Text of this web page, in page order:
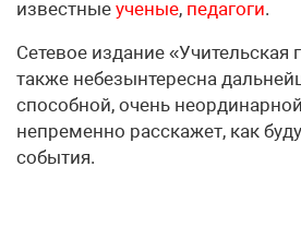
известные ученые, педагоги.
Сетевое издание «Учительская
также небезынтересна
способной, очень
непременно расскажет, как
события.